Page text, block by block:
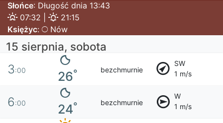
Słońce: Długość dnia 13:43
07:32 |
21:15
Księżyc: Nów
15 sierpnia, sobota
3:00 26° bezchmurnie
SW
1 m/s
6:00 24° bezchmurnie
W
1 m/s